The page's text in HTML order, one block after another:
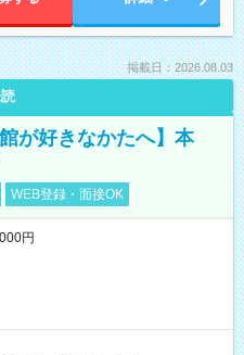
掲載日：2026.08.03
が好きなかたへ】本
WEB登録・面接OK
円